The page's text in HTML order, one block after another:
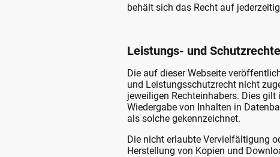
behält sich das Recht auf
Leistungs- und Schutzrechte
Die auf dieser Webseite
und Leistungsschutzrecht nicht
jeweiligen Rechteinhabers. Dies
Wiedergabe von Inhalten in
als solche gekennzeichnet.
Die nicht erlaubte Vervielfältigung
Herstellung von Kopien und